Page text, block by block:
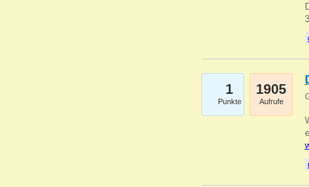
1
Punkte
1905
Aufrufe